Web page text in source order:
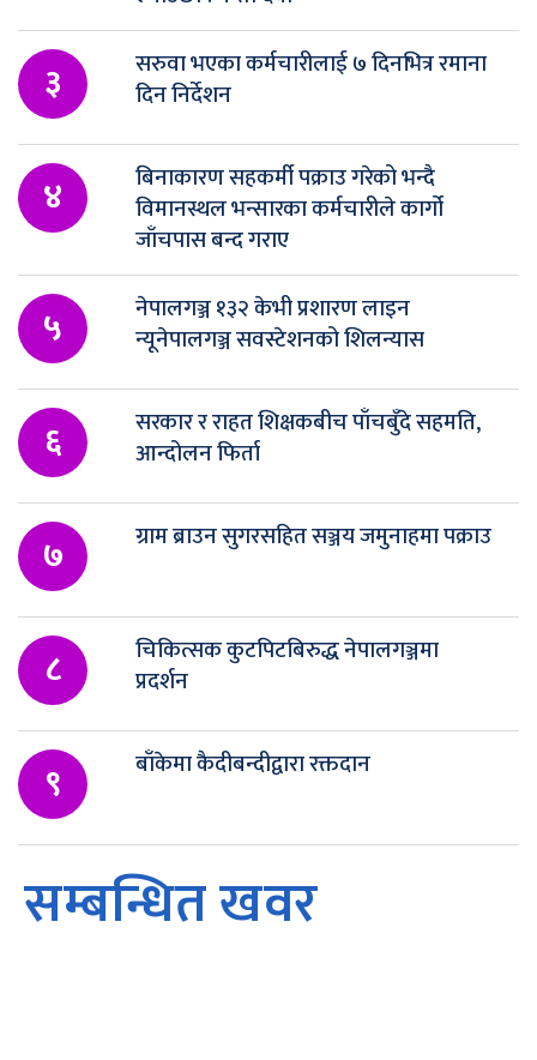
३
सरुवा भएका कर्मचारीलाई ७ दिनभित्र रमाना
दिन निर्देशन
४
बिनाकारण सहकर्मी पक्राउ गरेको भन्दै
विमानस्थल भन्सारका कर्मचारीले कार्गो
जाँचपास बन्द गराए
५
नेपालगञ्ज १३२ केभी प्रशारण लाइन
न्यूनेपालगञ्ज सवस्टेशनको शिलन्यास
६
सरकार र राहत शिक्षकबीच पाँचबुँदे सहमति,
आन्दोलन फिर्ता
७ ग्राम ब्राउन सुगरसहित सञ्जय जमुनाहमा पक्राउ
८
चिकित्सक कुटपिटबिरुद्ध नेपालगञ्जमा
प्रदर्शन
९ बाँकेमा कैदीबन्दीद्वारा रक्तदान
सम्बन्धित खवर